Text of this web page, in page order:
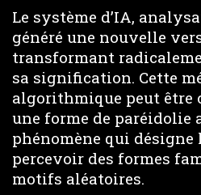
Le système d’IA,
généré une nouvelle
transformant
sa signification. Cette
algorithmique peut être
une forme de paréidolie
phénomène qui désigne
percevoir des formes
motifs aléatoires.